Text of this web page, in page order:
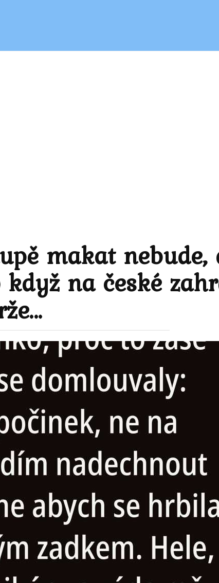
makat nebude,
na české